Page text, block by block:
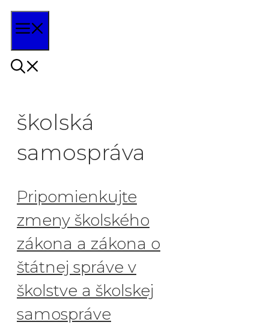
Preskočiť
na
školská
samospráva
Pripomienkujte
zmeny školského
zákona a zákona o
štátnej správe v
školstve a školskej
samospráve